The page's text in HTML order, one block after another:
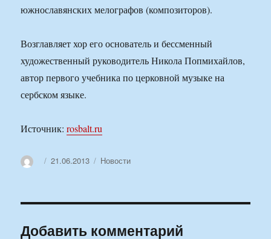
южнославянских мелографов (композиторов).
Возглавляет хор его основатель и бессменный
художественный руководитель Никола Попмихайлов,
автор первого учебника по церковной музыке на
сербском языке.
Источник:rosbalt.ru
АвторОпубликовано
21.06.2013 Рубрики
Новости
Добавить комментарий